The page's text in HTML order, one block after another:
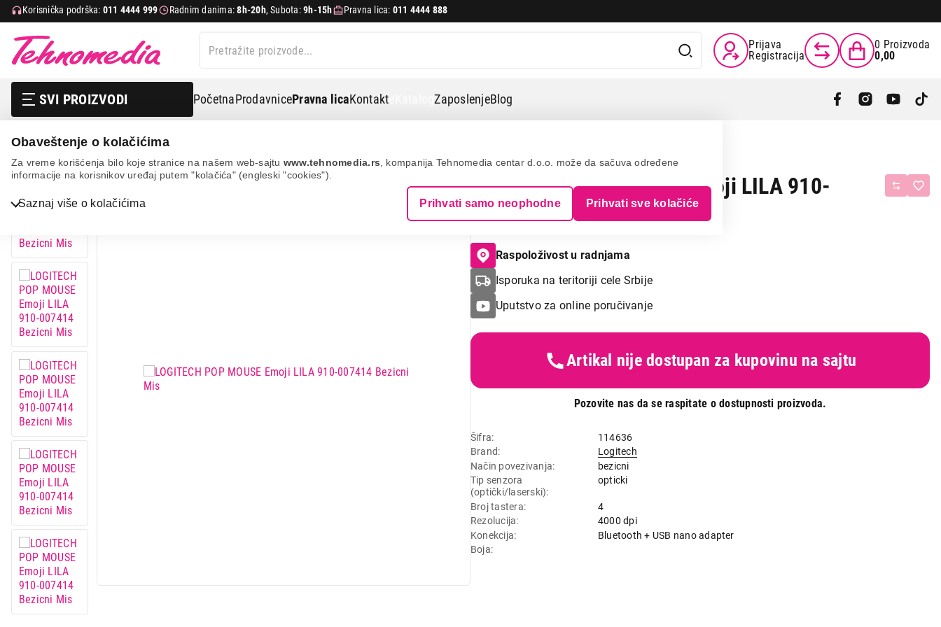
Obaveštenje o kolačićima
Za vreme korišćenja bilo koje stranice na našem web-sajtu www.tehnomedia.rs , kompanija Tehnomedia centar d.o.o. može da sačuva određene
informacije na korisnikov uređaj putem "kolačića" (engleski "cookies").
Saznaj više o kolačićima Prihvati samo neophodne Prihvati sve kolačiće
Korisnička podrška: 011 4444 999 Radnim danima:8h-20h, Subota:9h-15h Pravna lica: 011 4444 888
Prijava
Registracija
0 Proizvoda
0,00
SVI PROIZVODI PočetnaProdavnicePravna licaKontakt eKatalogZaposlenjeBlog
Bela tehnika
IT & Gaming
Mobilni telefoni i tableti
Mali kućni aparati
Mali kuhinjski aparati
Nega tela, lepota i zdravlje
Sport i putovanje
Sve za kuću i baštu
Vesa
Logitech pop mouse emoji lila 910-007414 bezicni mis
LOGITECH POP MOUSE Emoji LILA 910-
007414 Bezicni Mis
Raspoloživost u radnjama
Isporuka na teritoriji cele Srbije
Uputstvo za online poručivanje
Šifra
114636
Brand
Logitech
Način povezivanja
bezicni
Tip senzora
(optički/laserski)
opticki
Broj tastera
4
Rezolucija
4000 dpi
Konekcija
Bluetooth + USB nano adapter
Boja
Artikal nije dostupan za kupovinu na sajtu
Pozovite nas da se raspitate o dostupnosti proizvoda.